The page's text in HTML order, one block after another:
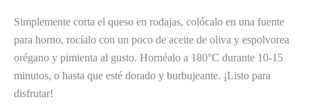
Simplemente corta el queso en rodajas, colócalo en una fuente
para horno, rocíalo con un poco de aceite de oliva y espolvorea
orégano y pimienta al gusto. Hornéalo a 180°C durante 10-15
minutos, o hasta que esté dorado y burbujeante. ¡Listo para
disfrutar!